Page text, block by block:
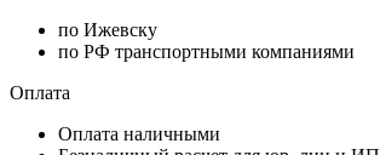
по Ижевску
по РФ транспортными компаниями
Оплата
Оплата наличными